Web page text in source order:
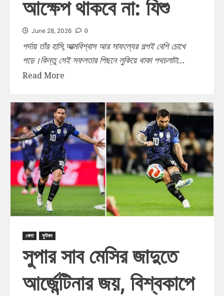
আক্ষেপ থাকবে না: যিশু
June 28, 2026 0
পর্দায় তাঁর হাসি,আত্মবিশ্বাস আর সাফল্যের গল্পই বেশি চোখে
পড়ে।কিন্তু সেই সফলতার পিছনে লুকিয়ে থাকা পথচলাটা...
Read More
খেলা ফুটবল
সুপার সাব মেসির জাদুতে
আর্জেন্টিনার জয়, বিশ্বকাপে